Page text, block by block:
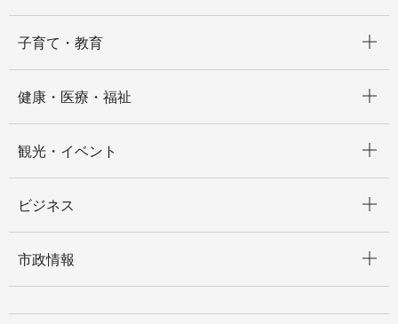
子育て・教育
健康・医療・福祉
観光・イベント
ビジネス
市政情報